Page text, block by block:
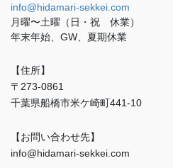
info@hidamari-sekkei.com
月曜〜土曜（日・祝 休業）
年末年始、GW、夏期休業
【住所】
〒273-0861
千葉県船橋市米ケ崎町441-10
【お問い合わせ先】
info@hidamari-sekkei.com